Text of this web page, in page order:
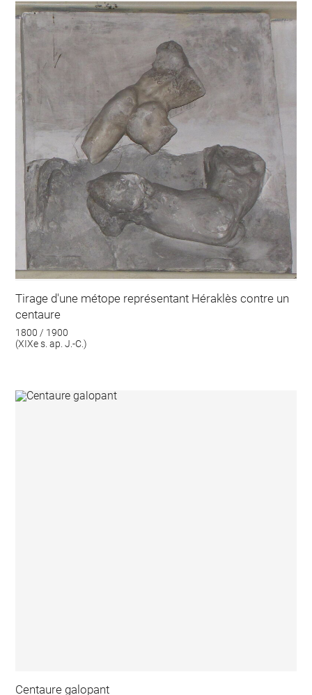
Tirage d'une métope représentant Héraklès contre un
centaure
1800 / 1900
(XIXe s. ap. J.-C.)
Centaure galopant